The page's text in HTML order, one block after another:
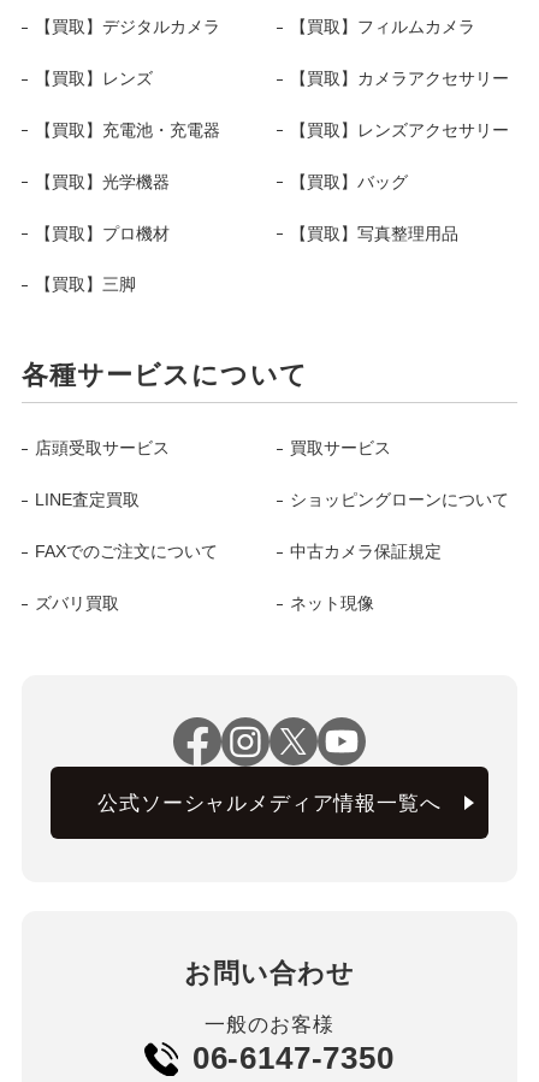
【買取】デジタルカメラ 【買取】フィルムカメラ
【買取】レンズ 【買取】カメラアクセサリー
【買取】充電池・充電器 【買取】レンズアクセサリー
【買取】光学機器 【買取】バッグ
【買取】プロ機材 【買取】写真整理用品
【買取】三脚
各種サービスについて
店頭受取サービス 買取サービス
LINE査定買取 ショッピングローンについて
FAXでのご注文について 中古カメラ保証規定
ズバリ買取 ネット現像
公式ソーシャルメディア情報一覧へ
お問い合わせ
一般のお客様
06-6147-7350